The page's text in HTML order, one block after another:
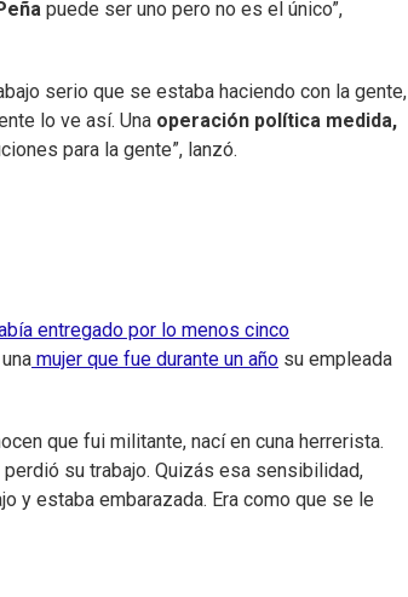
puede ser uno pero no es el único”,
serio que se estaba haciendo con la gente,
lo ve así. Una operación política medida,
para la gente”, lanzó.
entregado por lo menos cinco
mujer que fue durante un año su empleada
que fui militante, nací en cuna herrerista.
su trabajo. Quizás esa sensibilidad,
y estaba embarazada. Era como que se le